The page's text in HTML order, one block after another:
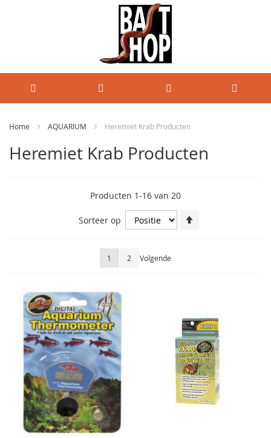
Home AQUARIUM Heremiet Krab Producten
Heremiet Krab Producten
Producten 1-16 van 20
Sorteer op
Pagina
U lees momenteel pagina
1 Pagina
2 Pagina
Volgende